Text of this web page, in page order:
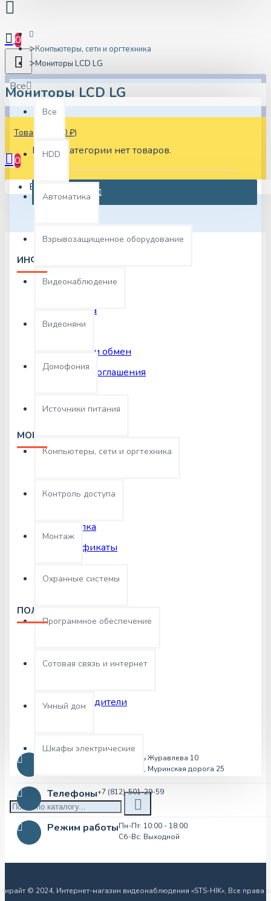
0
Все
Все
HDD
Автоматика
Взрывозащищенное оборудование
Видеонаблюдение
Видеоняни
Домофония
Источники питания
Компьютеры, сети и оргтехника
Контроль доступа
Монтаж
Охранные системы
Программное обеспечение
Сотовая связь и интернет
Умный дом
Шкафы электрические
Товаров: 0 (0 ₽)
0
Ваша корзина пуста!
Компьютеры, сети и оргтехника
Мониторы LCD LG
Мониторы LCD LG
В этой категории нет товаров.
ПРОДОЛЖИТЬ
ИНФОРМАЦИЯ
О нас
Доставка
Оплата
Возврат и обмен
Условия соглашения
МОЙ АККАУНТ
Рассылка
Сертификаты
ПОЛЕЗНЫЕ ССЫЛКИ
Возвраты
Производители
г.Москва, Площадь Журавлева 10
г.Санкт-Петербург, Муринская дорога 25
Телефоны+7 (812)-501-29-59
Режим работыПн-Пт: 10:00 - 18:00
Сб-Вс: Выходной
© 2024, Интернет-магазин видеонаблюдения «STS-HIK», Все права